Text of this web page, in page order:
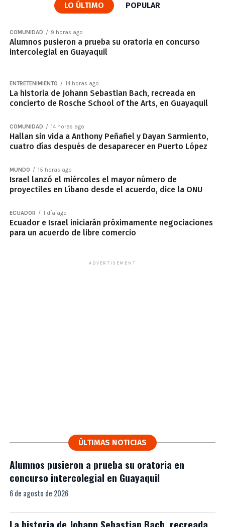
LO ÚLTIMO POPULAR
COMUNIDAD 9 horas ago
Alumnos pusieron a prueba su oratoria en concurso
intercolegial en Guayaquil
ENTRETENIMIENTO 14 horas ago
La historia de Johann Sebastian Bach, recreada en
concierto de Rosche School of the Arts, en Guayaquil
COMUNIDAD 14 horas ago
Hallan sin vida a Anthony Peñafiel y Dayan Sarmiento,
cuatro días después de desaparecer en Puerto López
MUNDO 15 horas ago
Israel lanzó el miércoles el mayor número de
proyectiles en Líbano desde el acuerdo, dice la ONU
ECUADOR 1 día ago
Ecuador e Israel iniciarán próximamente negociaciones
para un acuerdo de libre comercio
ADVERTISEMENT
ÚLTIMAS NOTICIAS
Alumnos pusieron a prueba su oratoria en
concurso intercolegial en Guayaquil
6 de agosto de 2026